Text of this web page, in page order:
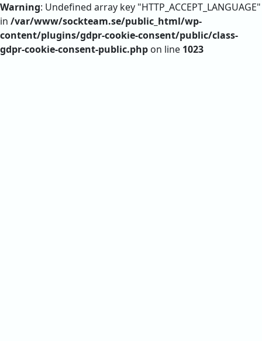
Warning: Undefined array key "HTTP_ACCEPT_LANGUAGE"
in /var/www/sockteam.se/public_html/wp-
content/plugins/gdpr-cookie-consent/public/class-
gdpr-cookie-consent-public.php on line 1023